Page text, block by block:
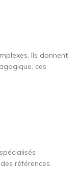
Ils donnent
ces
références